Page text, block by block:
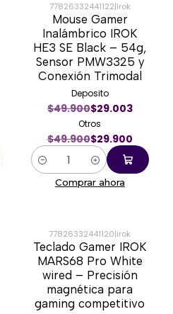
-40%
77826332441122|Irok
Mouse Gamer
Inalámbrico IROK
HE3 SE Black – 54g,
Sensor PMW3325 y
Conexión Trimodal
Deposito
$49.900$29.003
Otros
$49.900$29.900
Cantidad
Comprar ahora
-27%
77826332441120|irok
Teclado Gamer IROK
MARS68 Pro White
wired – Precisión
magnética para
gaming competitivo